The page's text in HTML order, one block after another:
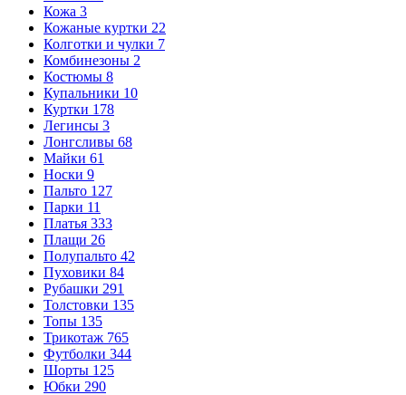
Кожа 3
Кожаные куртки 22
Колготки и чулки 7
Комбинезоны 2
Костюмы 8
Купальники 10
Куртки 178
Легинсы 3
Лонгсливы 68
Майки 61
Носки 9
Пальто 127
Парки 11
Платья 333
Плащи 26
Полупальто 42
Пуховики 84
Рубашки 291
Толстовки 135
Топы 135
Трикотаж 765
Футболки 344
Шорты 125
Юбки 290